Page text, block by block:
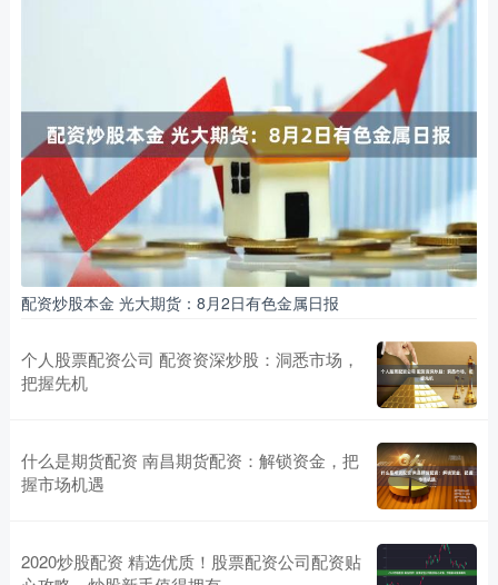
配资炒股本金 光大期货：8月2日有色金属日报
个人股票配资公司 配资资深炒股：洞悉市场，
把握先机
什么是期货配资 南昌期货配资：解锁资金，把
握市场机遇
2020炒股配资 精选优质！股票配资公司配资贴